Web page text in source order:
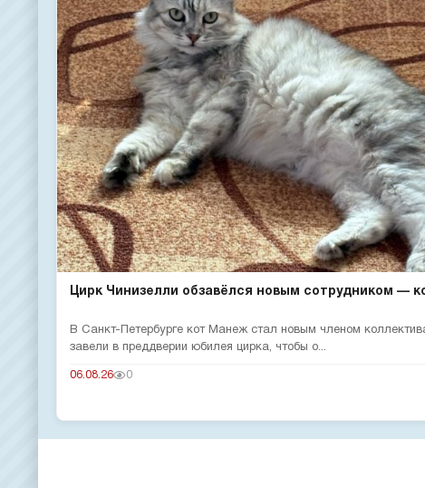
Цирк Чинизелли обзавёлся новым сотрудником —
В Санкт-Петербурге кот Манеж стал новым членом
завели в преддверии юбилея цирка, чтобы о...
06.08.26 0